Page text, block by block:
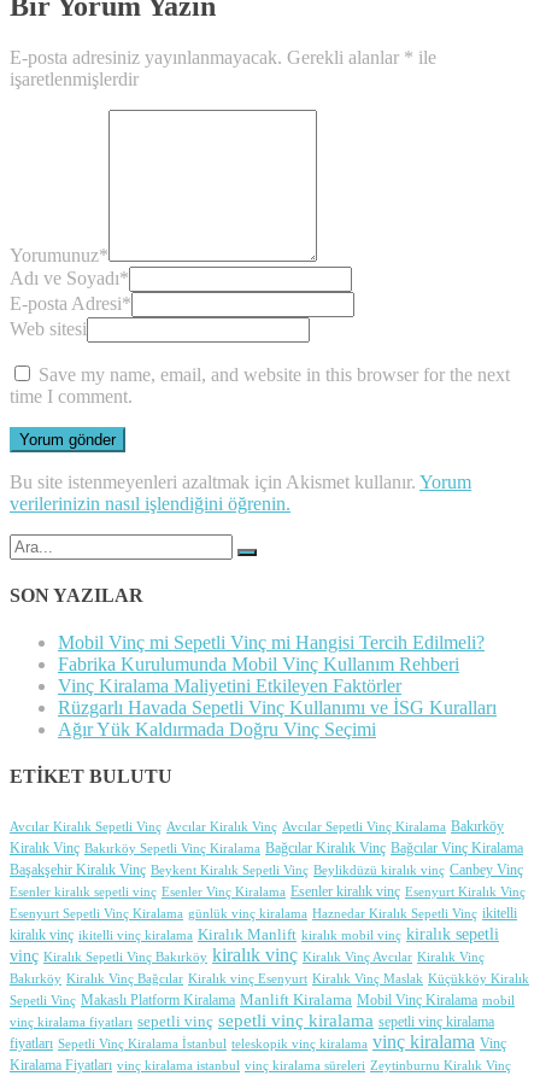
E-posta adresiniz yayınlanmayacak. Gerekli alanlar * ile
işaretlenmişlerdir
Yorumunuz*
Adı ve Soyadı*
E-posta Adresi*
Web sitesi
Save my name, email, and website in this browser for the next
time I comment.
Bu site istenmeyenleri azaltmak için Akismet kullanır. Yorum
verilerinizin nasıl işlendiğini öğrenin.
Şunu
ara:
SON YAZILAR
Mobil Vinç mi Sepetli Vinç mi Hangisi Tercih Edilmeli?
Fabrika Kurulumunda Mobil Vinç Kullanım Rehberi
Vinç Kiralama Maliyetini Etkileyen Faktörler
Rüzgarlı Havada Sepetli Vinç Kullanımı ve İSG Kuralları
Ağır Yük Kaldırmada Doğru Vinç Seçimi
ETİKET BULUTU
Avcılar Kiralık Sepetli Vinç Avcılar Kiralık Vinç Avcılar Sepetli Vinç Kiralama Bakırköy
Kiralık Vinç Bakırköy Sepetli Vinç Kiralama Bağcılar Kiralık Vinç Bağcılar Vinç Kiralama
Başakşehir Kiralık Vinç Beykent Kiralık Sepetli Vinç Beylikdüzü kiralık vinç Canbey Vinç
Esenler kiralık sepetli vinç Esenler Vinç Kiralama Esenler kiralık vinç Esenyurt Kiralık Vinç
Esenyurt Sepetli Vinç Kiralama günlük vinç kiralama Haznedar Kiralık Sepetli Vinç ikitelli
kiralık vinç ikitelli vinç kiralama Kiralık Manlift kiralık mobil vinç kiralık sepetli
vinç Kiralık Sepetli Vinç Bakırköy kiralık vinç Kiralık Vinç Avcılar Kiralık Vinç
Bakırköy Kiralık Vinç Bağcılar Kiralık vinç Esenyurt Kiralık Vinç Maslak Küçükköy Kiralık
Sepetli Vinç Makaslı Platform Kiralama Manlift Kiralama Mobil Vinç Kiralama mobil
vinç kiralama fiyatları sepetli vinç sepetli vinç kiralama sepetli vinç kiralama
fiyatları Sepetli Vinç Kiralama İstanbul teleskopik vinç kiralama vinç kiralama Vinç
Kiralama Fiyatları vinç kiralama istanbul vinç kiralama süreleri Zeytinburnu Kiralık Vinç